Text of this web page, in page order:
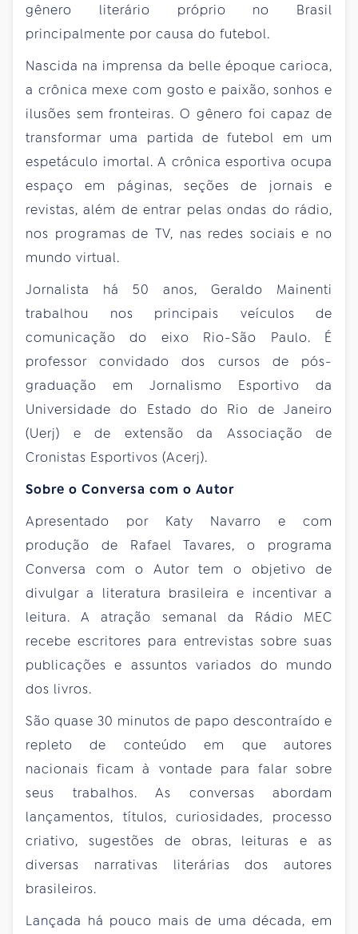
gênero literário próprio no Brasil
principalmente por causa do futebol.
Nascida na imprensa da belle époque carioca,
a crônica mexe com gosto e paixão, sonhos e
ilusões sem fronteiras. O gênero foi capaz de
transformar uma partida de futebol em um
espetáculo imortal. A crônica esportiva ocupa
espaço em páginas, seções de jornais e
revistas, além de entrar pelas ondas do rádio,
nos programas de TV, nas redes sociais e no
mundo virtual.
Jornalista há 50 anos, Geraldo Mainenti
trabalhou nos principais veículos de
comunicação do eixo Rio-São Paulo. É
professor convidado dos cursos de pós-
graduação em Jornalismo Esportivo da
Universidade do Estado do Rio de Janeiro
(Uerj) e de extensão da Associação de
Cronistas Esportivos (Acerj).
Sobre o Conversa com o Autor
Apresentado por Katy Navarro e com
produção de Rafael Tavares, o programa
Conversa com o Autor tem o objetivo de
divulgar a literatura brasileira e incentivar a
leitura. A atração semanal da Rádio MEC
recebe escritores para entrevistas sobre suas
publicações e assuntos variados do mundo
dos livros.
São quase 30 minutos de papo descontraído e
repleto de conteúdo em que autores
nacionais ficam à vontade para falar sobre
seus trabalhos. As conversas abordam
lançamentos, títulos, curiosidades, processo
criativo, sugestões de obras, leituras e as
diversas narrativas literárias dos autores
brasileiros.
Lançada há pouco mais de uma década, em